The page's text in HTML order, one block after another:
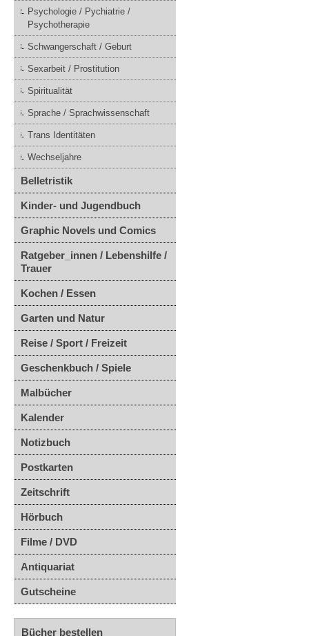
Psychologie / Pychiatrie /
Psychotherapie
Schwangerschaft / Geburt
Sexarbeit / Prostitution
Spiritualität
Sprache / Sprachwissenschaft
Trans Identitäten
Wechseljahre
Belletristik
Kinder- und Jugendbuch
Graphic Novels und Comics
Ratgeber_innen / Lebenshilfe /
Trauer
Kochen / Essen
Garten und Natur
Reise / Sport / Freizeit
Geschenkbuch / Spiele
Malbücher
Kalender
Notizbuch
Postkarten
Zeitschrift
Hörbuch
Filme / DVD
Antiquariat
Gutscheine
Bücher bestellen